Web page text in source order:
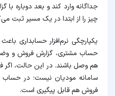
جداگانه وارد کند و بعد دوباره
چیز را از ابتدا در یک مسیر ثبت
یکپارچگی نرم‌افزار حسابداری
حساب مشتری، گزارش فروش و
هم وصل باشند. در این حالت، اگر
سامانه مودیان نیست؛ در حساب
فروش هم قابل پیگیری است.